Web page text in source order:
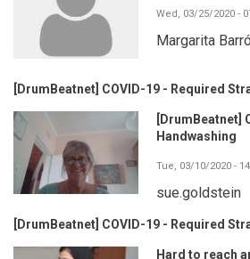
Wed, 03/25/2020 -
Margarita
[DrumBeatnet] COVID-19 - Required
[DrumBeatnet]
Handwashing
Tue, 03/10/2020 -
sue.goldstein
[DrumBeatnet] COVID-19 - Required
Hard to reach